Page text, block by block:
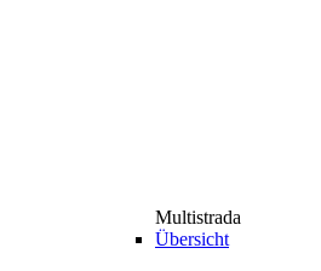
Multistrada
Übersicht